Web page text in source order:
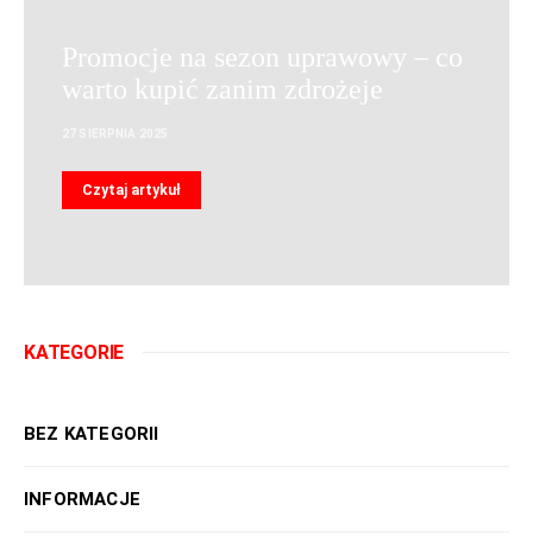
Promocje na sezon uprawowy – co
warto kupić zanim zdrożeje
Czytaj artykuł
KATEGORIE
BEZ KATEGORII
INFORMACJE